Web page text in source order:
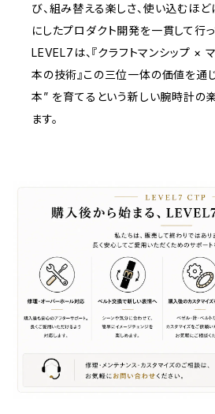
び、組み替える楽しさ、使い込むほ
にしたプロダクト開発を一貫して行っ
LEVEL7は、『クラフトマンシップ ×
本の技術』この三位一体の価値を通
本” を育てるという新しい腕時計の
ます。